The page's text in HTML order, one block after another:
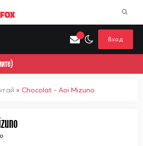
категорию для поиска
FOX
Вход
» Chocolat - Aoi Mizuno